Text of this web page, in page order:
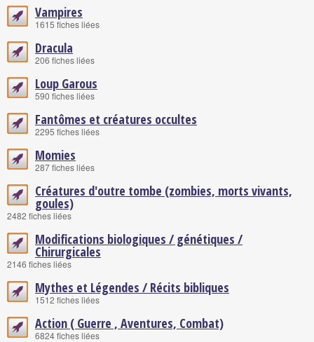
Vampires
1615 fiches liées
Dracula
206 fiches liées
Loup Garous
590 fiches liées
Fantômes et créatures occultes
2295 fiches liées
Momies
287 fiches liées
Créatures d'outre tombe (zombies, morts vivants,
goules)
2482 fiches liées
Modifications biologiques / génétiques /
Chirurgicales
2146 fiches liées
Mythes et Légendes / Récits bibliques
1512 fiches liées
Action ( Guerre , Aventures, Combat)
6824 fiches liées